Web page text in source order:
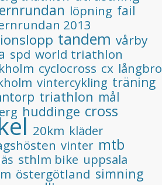
löpning fail
2013
tandem vårby
spd world triathlon
cyclocross cx långbro
vintercykling träning
triathlon mål
huddinge cross
20km kläder
vinter mtb
sthlm bike uppsala
östergötland simning